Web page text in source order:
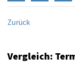
Zurück
Vergleich: